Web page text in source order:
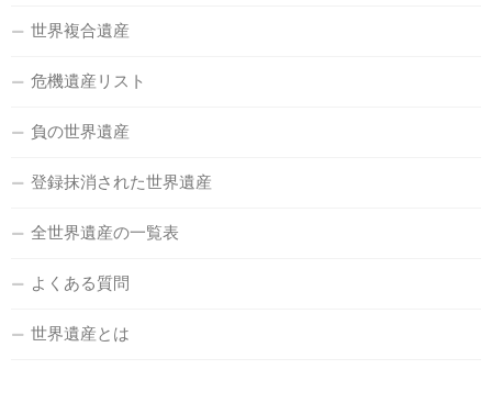
世界複合遺産
危機遺産リスト
負の世界遺産
登録抹消された世界遺産
全世界遺産の一覧表
よくある質問
世界遺産とは